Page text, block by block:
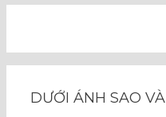
DƯỚI ÁNH SAO